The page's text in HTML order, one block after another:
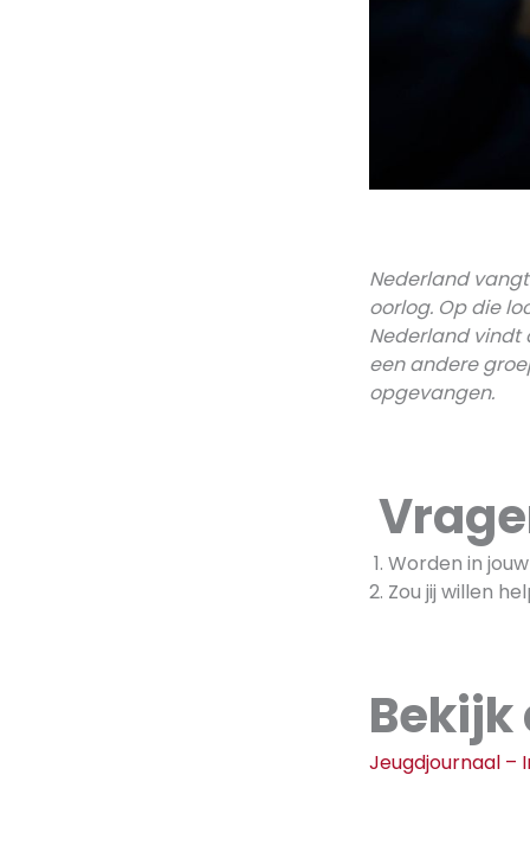
Nederland
oorlog. Op die
Nederland vindt
een andere
opgevangen.
Worden in
Zou jij willen
Bekijk
Jeugdjournaal –